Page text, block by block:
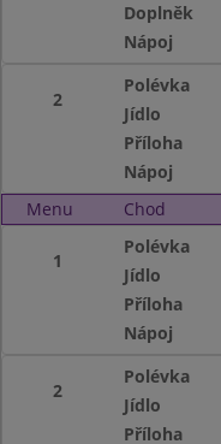
Doplněk
Nápoj
2
Polévka
Jídlo
Příloha
Nápoj
Menu
Chod
1
Polévka
Jídlo
Příloha
Nápoj
2
Polévka
Jídlo
Příloha